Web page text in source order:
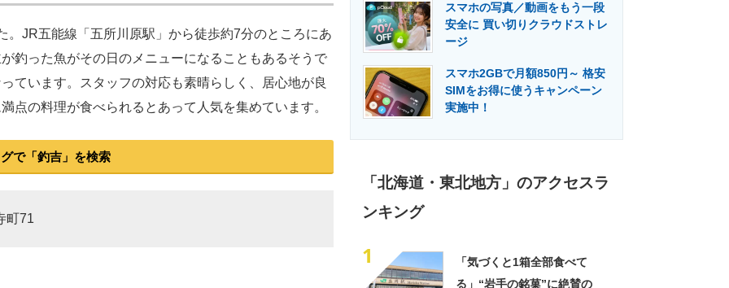
JR五能線「五所川原駅」から徒歩約7分のところにあ
釣った魚がその日のメニューになることもあるそうで
ています。スタッフの対応も素晴らしく、居心地が良
点の料理が食べられるとあって人気を集めています。
で「釣吉」を検索
町71
スマホの写真／動画をもう一段
安全に 買い切りクラウドストレ
ージ
スマホ2GBで月額850円～ 格安
SIMをお得に使うキャンペーン
実施中！
「北海道・東北地方」のアクセスラ
ンキング
1
「気づくと1箱全部食べて
る」“岩手の銘菓”に絶賛の